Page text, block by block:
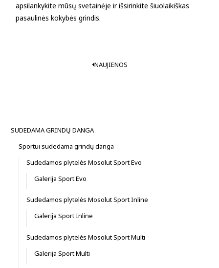
apsilankykite mūsų svetainėje ir išsirinkite šiuolaikiškas
pasaulinės kokybės grindis.
NAUJIENOS
SUDEDAMA GRINDŲ DANGA
Sportui sudedama grindų danga
Sudedamos plytelės Mosolut Sport Evo
Galerija Sport Evo
Sudedamos plytelės Mosolut Sport Inline
Galerija Sport Inline
Sudedamos plytelės Mosolut Sport Multi
Galerija Sport Multi